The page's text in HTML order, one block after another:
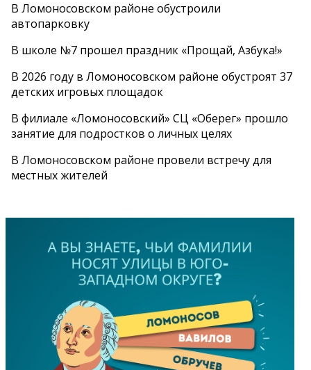
В Ломоносовском районе обустроили
автопарковку
В школе №7 прошел праздник «Прощай, Азбука!»
В 2026 году в Ломоносовском районе обустроят 37
детских игровых площадок
В филиале «Ломоносовский» СЦ «Оберег» прошло
занятие для подростков о личных целях
В Ломоносовском районе провели встречу для
местных жителей